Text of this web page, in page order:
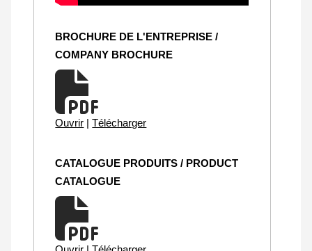
BROCHURE DE L'ENTREPRISE /
COMPANY BROCHURE
Ouvrir | Télécharger
CATALOGUE PRODUITS / PRODUCT
CATALOGUE